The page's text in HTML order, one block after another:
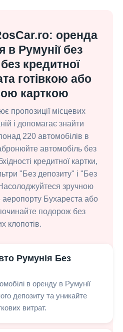
оренда
в Румунії без
кредитної
готівкою або
карткою
пропозиції місцевих
і допомагає знайти
220 автомобілів в
автомобіль без
кредитної картки,
"Без депозиту" і "Без
зручною
Бухареста або
подорож без
клопотів.
Румунія Без
в оренду в Румунії
депозиту та уникайте
витрат.